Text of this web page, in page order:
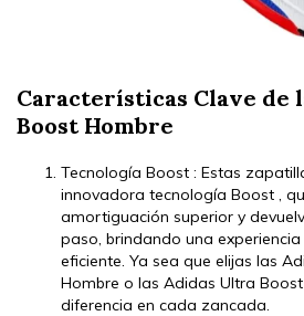
Características Clave de
Boost Hombre
Tecnología Boost : Estas
innovadora tecnología Boost ,
amortiguación superior y
paso, brindando una
eficiente. Ya sea que elijas las
Hombre o las Adidas Ultra
diferencia en cada zancada.